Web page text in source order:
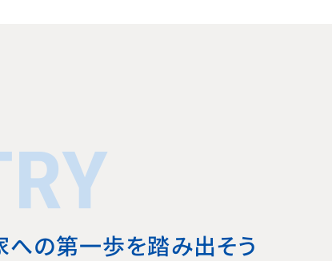
の第一歩を踏み出そう